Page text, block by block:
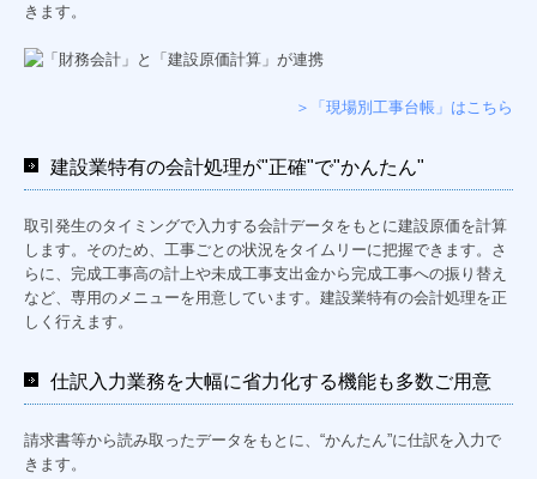
きます。
＞「現場別工事台帳」はこちら
建設業特有の会計処理が"正確"で"かんたん"
取引発生のタイミングで入力する会計データをもとに建設原価を計算
します。そのため、工事ごとの状況をタイムリーに把握できます。さ
らに、完成工事高の計上や未成工事支出金から完成工事への振り替え
など、専用のメニューを用意しています。建設業特有の会計処理を正
しく行えます。
仕訳入力業務を大幅に省力化する機能も多数ご用意
請求書等から読み取ったデータをもとに、“かんたん”に仕訳を入力で
きます。